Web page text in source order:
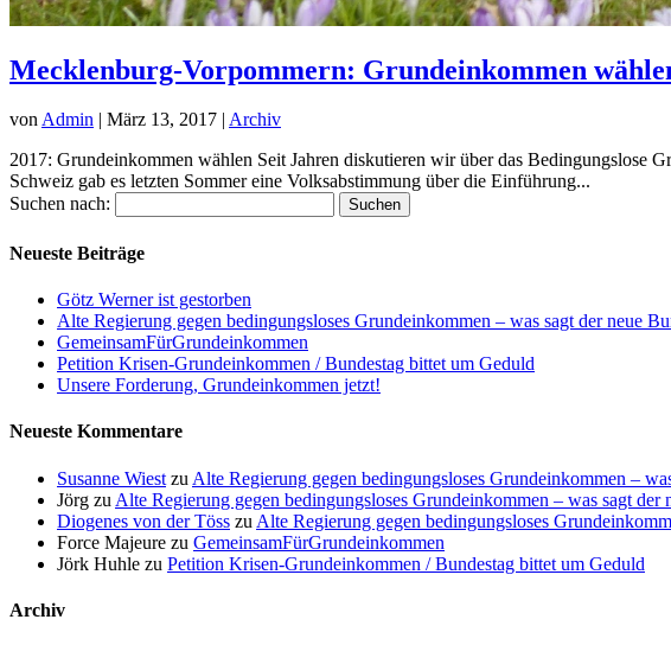
Mecklenburg-Vorpommern: Grundeinkommen
vonAdmin | März 13, 2017 | Archiv
2017: Grundeinkommen wählen Seit Jahren diskutieren wir über das
Schweiz gab es letzten Sommer eine Volksabstimmung über die Einführung...
Suchen nach:
Neueste Beiträge
Götz Werner ist gestorben
Alte Regierung gegen bedingungsloses Grundeinkommen – was sagt der neue
GemeinsamFürGrundeinkommen
Petition Krisen-Grundeinkommen / Bundestag bittet um Geduld
Unsere Forderung, Grundeinkommen jetzt!
Neueste Kommentare
Susanne Wiest zu Alte Regierung gegen bedingungsloses Grundeinkommen –
Jörg zu Alte Regierung gegen bedingungsloses Grundeinkommen – was sagt der
Diogenes von der Töss zu Alte Regierung gegen bedingungsloses
Force Majeure zu GemeinsamFürGrundeinkommen
Jörk Huhle zu Petition Krisen-Grundeinkommen / Bundestag bittet um Geduld
Archiv